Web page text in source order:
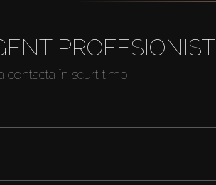
PROFESIONIST
contacta în scurt timp